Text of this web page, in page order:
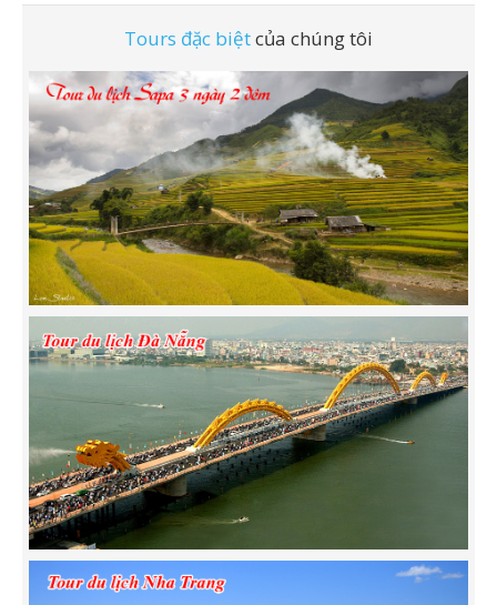
Tours đặc biệtcủa chúng tôi